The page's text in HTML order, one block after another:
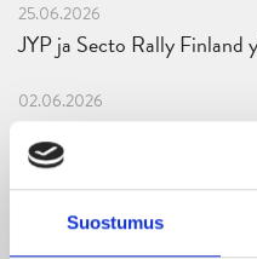
Suostumus
25.06.2026
JYP ja Secto Rally Finland
02.06.2026
Liiga-kauden 2026-2027
27.05.2026
Reece Newkirk